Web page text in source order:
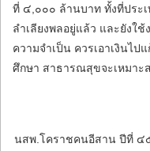
ที่ ๔,๐๐๐ ล้านบาท ทั้งที่ประเ
ลำเลียงพลอยู่แล้ว และยังใ
ความจำเป็น ควรเอาเงินไ
ศึกษา สาธารณสุขจะเหมาะ
นสพ.โคราชคนอีสาน ปีที่